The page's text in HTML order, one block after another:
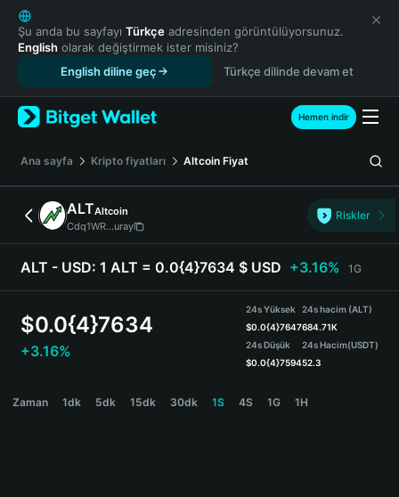
English
日本語
Tiếng Việt
Español (Latinoamérica)
Türkçe
Français
Deutsch
简体中文
繁體中文
Português (Portugal)
Bahasa Indonesia
ภาษาไทย
Español
Español (Argentina)
Şu anda bu sayfayı Türkçe adresinden görüntülüyorsunuz.
English olarak değiştirmek ister misiniz?
English diline geç
Türkçe dilinde devam et
Hemen indir
Ana sayfa Kripto fiyatları Altcoin Fiyat
ALTAltcoin
Cdq1WR...uray
Riskler
ALT - USD: 1 ALT = 0.0{4}7634 $ USD +3.16% 1G
$0.0{4}7634
+3.16%
24s Yüksek
$0.0{4}7647
24s Düşük
$0.0{4}7594
24s hacim (ALT)
684.71K
24s Hacim(USDT)
52.3
Zaman 1dk 5dk 15dk 30dk 1S 4S 1G 1H